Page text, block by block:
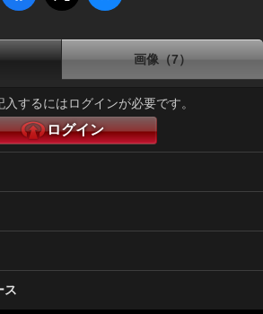
画像（7）
入するにはログインが必要です。
ログイン
ス